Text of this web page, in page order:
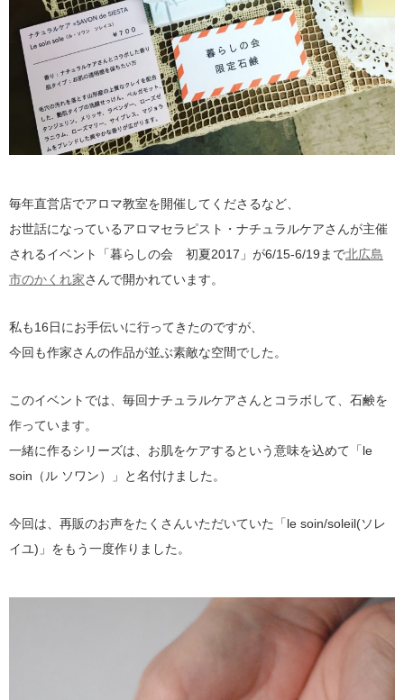
毎年直営店でアロマ教室を開催してくださるなど、
お世話になっているアロマセラピスト・ナチュラルケアさんが主催
されるイベント「暮らしの会 初夏2017」が6/15-6/19まで北広島
市のかくれ家さんで開かれています。
私も16日にお手伝いに行ってきたのですが、
今回も作家さんの作品が並ぶ素敵な空間でした。
このイベントでは、毎回ナチュラルケアさんとコラボして、石鹸を
作っています。
一緒に作るシリーズは、お肌をケアするという意味を込めて「le
soin（ル ソワン）」と名付けました。
今回は、再販のお声をたくさんいただいていた「le soin/soleil(ソレ
イユ)」をもう一度作りました。